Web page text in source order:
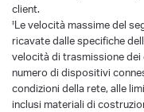
client.
‡Le velocità massime del
ricavate dalle specifiche
velocità di trasmissione
numero di dispositivi
condizioni della rete, alle
inclusi materiali di